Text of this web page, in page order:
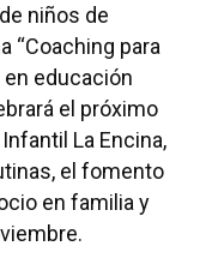
niños de
“Coaching para
educación
el próximo
La Encina,
el fomento
en familia y